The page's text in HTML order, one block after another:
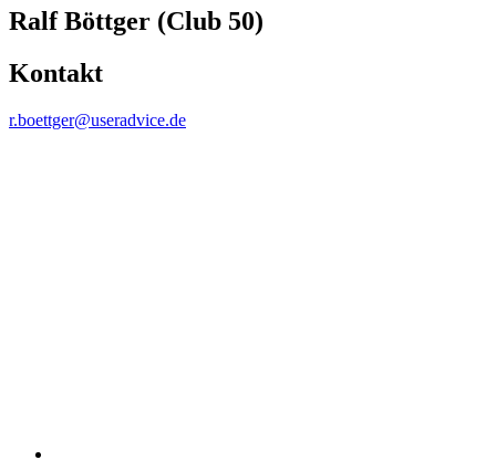
Ralf Böttger (Club 50)
Kontakt
r.boettger​@​useradvice.de